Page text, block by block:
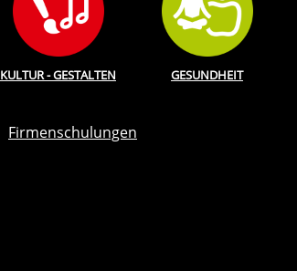
KULTUR - GESTALTEN GESUNDHEIT
Firmenschulungen